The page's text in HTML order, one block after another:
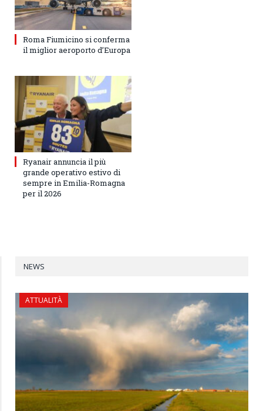
Roma Fiumicino si conferma
il miglior aeroporto d’Europa
Ryanair annuncia il più
grande operativo estivo di
sempre in Emilia-Romagna
per il 2026
NEWS
ATTUALITÀ